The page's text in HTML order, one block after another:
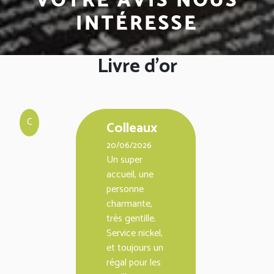
INTÉRESSE
Livre d'or
C Colleaux
20/06/2026
Un super
accueil, une
personne
charmante,
très gentille.
Service nickel,
et toujours un
régal pour les